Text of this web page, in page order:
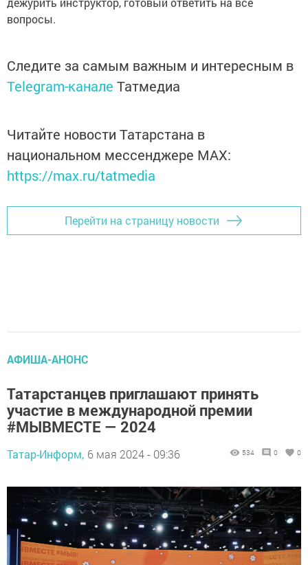
вопросы.
Следите за самым важным и интересным в
Telegram-канале Татмедиа
Читайте новости Татарстана в
национальном мессенджере MАХ:
https://max.ru/tatmedia
Перейти на страницу новости
АФИША-АНОНС
Татарстанцев приглашают принять
участие в международной премии
#МЫВМЕСТЕ — 2024
Татар-Информ, 6 мая 2024 - 09:36 534 0 0